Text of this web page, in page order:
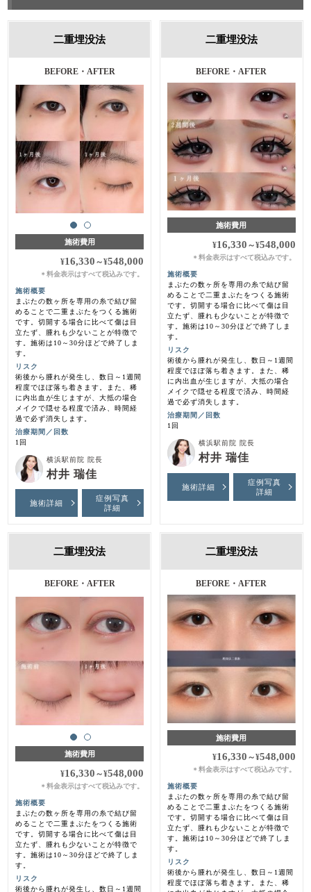
二重埋没法
BEFORE・AFTER
施術費用
¥16,330 ～¥548,000
＊料金表示はすべて税込みです。
施術概要
まぶたの数ヶ所を専用の糸で結び留
めることで二重まぶたをつくる施術
です。切開する場合に比べて傷は目
立たず、腫れも少ないことが特徴で
す。施術は10～30分ほどで終了しま
す。
リスク
術後から腫れが発生し、数日～1週間
程度でほぼ落ち着きます。また、稀
に内出血が生じますが、大抵の場合
メイクで隠せる程度で済み、時間経
過で必ず消失します。
治療期間／回数
1回
横浜駅前院 院長
村井 瑞佳
施術詳細
症例写真
詳細
二重埋没法
BEFORE・AFTER
施術費用
¥16,330 ～¥548,000
＊ 料金表示はすべて税込みです。
施術概要
まぶたの数ヶ所を専用の糸で結び留
めることで二重まぶたをつくる施術
です。切開する場合に比べて傷は目
立たず、腫れも少ないことが特徴で
す。施術は10～30分ほどで終了しま
す。
リスク
術後から腫れが発生し、数日～1週間
程度でほぼ落ち着きます。また、稀
に内出血が生じますが、大抵の場合
メイクで隠せる程度で済み、時間経
過で必ず消失します。
治療期間／回数
1回
横浜駅前院 院長
村井 瑞佳
施術詳細
症例写真
詳細
二重埋没法
BEFORE・AFTER
施術費用
¥16,330 ～¥548,000
＊料金表示はすべて税込みです。
施術概要
まぶたの数ヶ所を専用の糸で結び留
めることで二重まぶたをつくる施術
です。切開する場合に比べて傷は目
立たず、腫れも少ないことが特徴で
す。施術は10～30分ほどで終了しま
す。
リスク
術後から腫れが発生し、数日～1週間
二重埋没法
BEFORE・AFTER
施術費用
¥16,330 ～¥548,000
＊ 料金表示はすべて税込みです。
施術概要
まぶたの数ヶ所を専用の糸で結び留
めることで二重まぶたをつくる施術
です。切開する場合に比べて傷は目
立たず、腫れも少ないことが特徴で
す。施術は10～30分ほどで終了しま
す。
リスク
術後から腫れが発生し、数日～1週間
程度でほぼ落ち着きます。また、稀